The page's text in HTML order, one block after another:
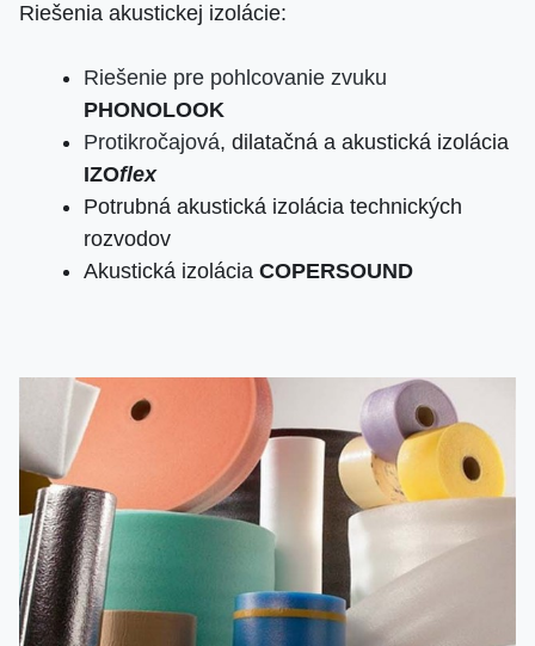
Riešenia akustickej izolácie:
Riešenie pre pohlcovanie zvuku
PHONOLOOK
Protikročajová, dilatačná a akustická izolácia
IZOflex
Potrubná akustická izolácia technických
rozvodov
Akustická izolácia COPERSOUND